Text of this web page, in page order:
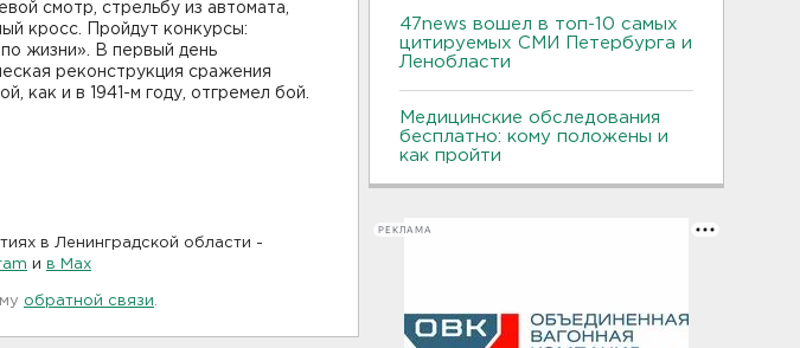
смотр, стрельбу из автомата,
кросс. Пройдут конкурсы:
жизни». В первый день
реконструкция сражения
как и в 1941-м году, отгремел бой.
в Ленинградской области -
и в Maх
обратной связи
47news вошел в топ-10 самых
цитируемых СМИ Петербурга и
Ленобласти
Медицинские обследования
бесплатно: кому положены и
как пройти
РЕКЛАМА